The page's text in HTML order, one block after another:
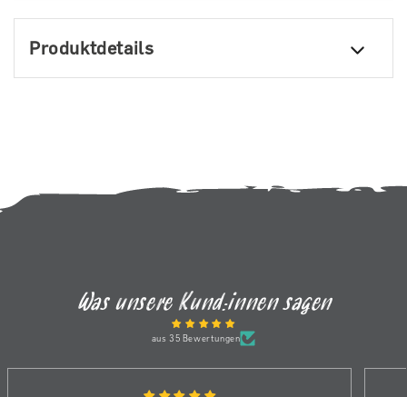
Produktdetails
Was unsere Kund:innen sagen
aus 35 Bewertungen